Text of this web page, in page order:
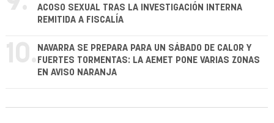
ACOSO SEXUAL TRAS LA INVESTIGACIÓN INTERNA
REMITIDA A FISCALÍA
10. NAVARRA SE PREPARA PARA UN SÁBADO DE CALOR Y
FUERTES TORMENTAS: LA AEMET PONE VARIAS ZONAS
EN AVISO NARANJA